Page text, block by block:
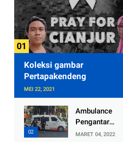
Koleksi gambar
Pertapakendeng
MEI 22, 2021
Ambulance
Pengantar
Jenazah Kepala
MARET 04, 2022